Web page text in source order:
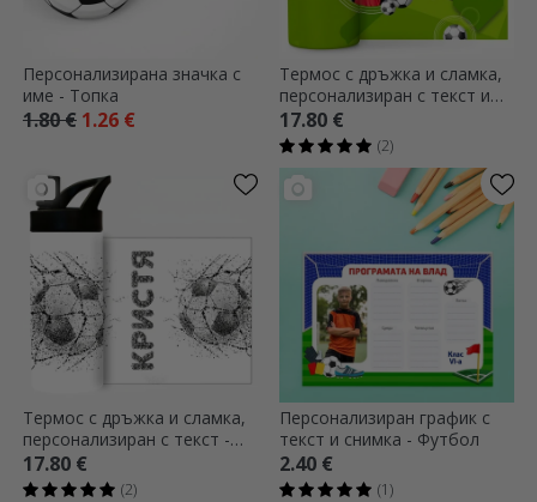
Персонализирана значка с
име - Топка
1.80 € 1.26 €
Термос с дръжка и сламка,
персонализиран с текст и
снимка - Малкият
футболист
17.80 €
(2)
Термос с дръжка и сламка,
персонализиран с текст -
Футбол
17.80 €
(2)
Персонализиран график с
текст и снимка - Футбол
2.40 €
(1)